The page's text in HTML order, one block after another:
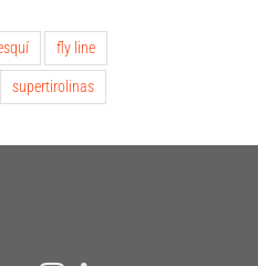
fly line
supertirolinas